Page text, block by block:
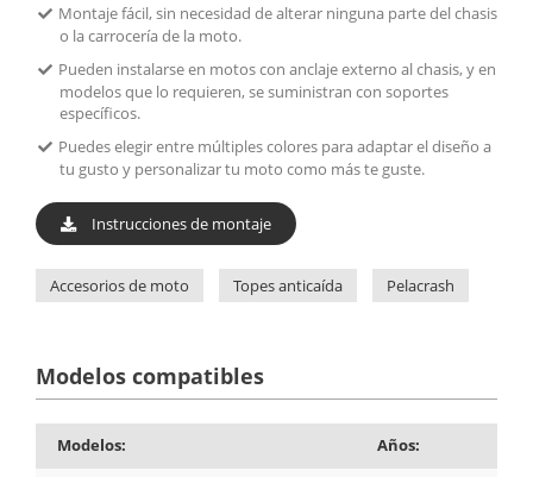
Montaje fácil, sin necesidad de alterar ninguna parte del chasis
o la carrocería de la moto.
Pueden instalarse en motos con anclaje externo al chasis, y en
modelos que lo requieren, se suministran con soportes
específicos.
Puedes elegir entre múltiples colores para adaptar el diseño a
tu gusto y personalizar tu moto como más te guste.
Instrucciones de montaje
Accesorios de moto Topes anticaída Pelacrash
Modelos compatibles
Modelos: Años: